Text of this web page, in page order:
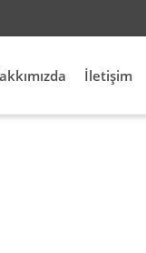
İletişim